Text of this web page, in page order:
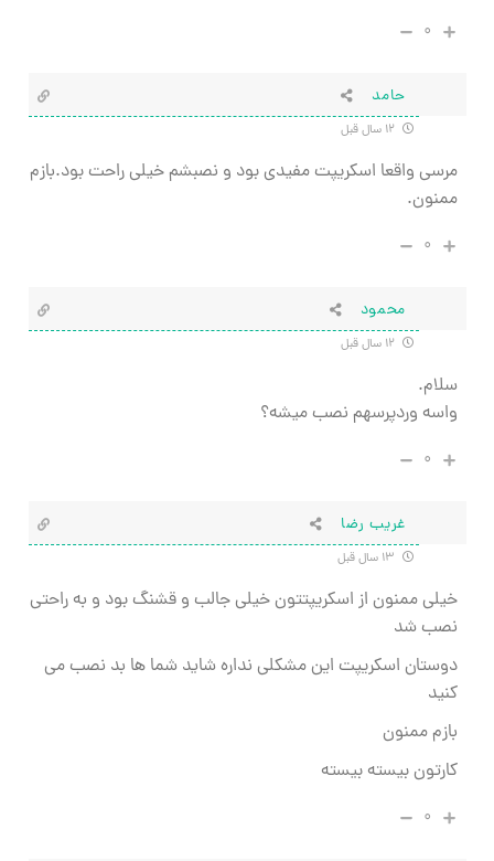
۰
حامد
مرسی واقعا اسکریپت مفیدی بود و نصبشم خیلی راحت بود.بازم
ممنون.
۰
محمود
سلام.
واسه وردپرسهم نصب میشه؟
۰
غریب رضا
خیلی ممنون از اسکریپتتون خیلی جالب و قشنگ بود و به راحتی
نصب شد
دوستان اسکریپت این مشکلی نداره شاید شما ها بد نصب می
کنید
بازم ممنون
کارتون بیسته بیسته
۰